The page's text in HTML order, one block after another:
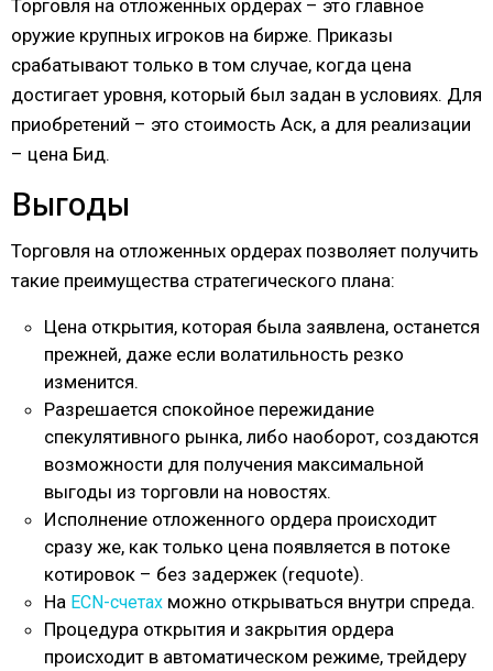
Торговля на отложенных ордерах – это главное
оружие крупных игроков на бирже. Приказы
срабатывают только в том случае, когда цена
достигает уровня, который был задан в условиях. Для
приобретений – это стоимость Аск, а для реализации
– цена Бид.
Выгоды
Торговля на отложенных ордерах позволяет получить
такие преимущества стратегического плана:
Цена открытия, которая была заявлена, останется
прежней, даже если волатильность резко
изменится.
Разрешается спокойное пережидание
спекулятивного рынка, либо наоборот, создаются
возможности для получения максимальной
выгоды из торговли на новостях.
Исполнение отложенного ордера происходит
сразу же, как только цена появляется в потоке
котировок – без задержек (requote).
На ECN-счетах можно открываться внутри спреда.
Процедура открытия и закрытия ордера
происходит в автоматическом режиме, трейдеру